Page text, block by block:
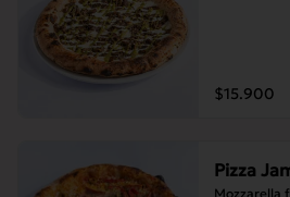
$15.900
Pizza
Mozzarella